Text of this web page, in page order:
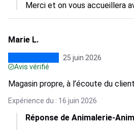
Merci et on vous accueillera
Marie L.
25 juin 2026
Avis vérifié
Magasin propre, à l’écoute du
Expérience du : 16 juin 2026
Réponse de Animalerie-